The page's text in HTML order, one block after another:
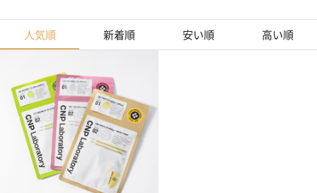
人気順 新着順 安い順 高い順